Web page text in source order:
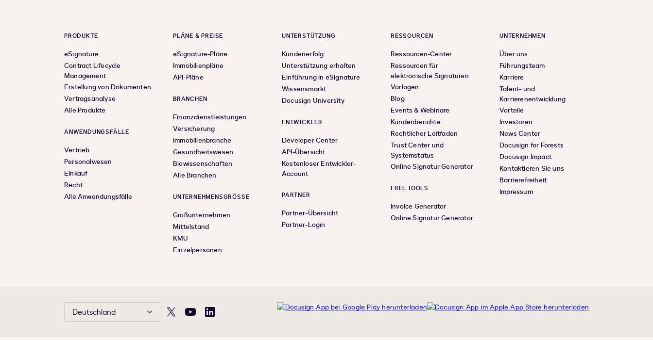
PRODUKTE
eSignature
Contract Lifecycle
Management
Erstellung von Dokumenten
Vertragsanalyse
Alle Produkte
ANWENDUNGSFÄLLE
Vertrieb
Personalwesen
Einkauf
Recht
Alle Anwendungsfälle
PLÄNE & PREISE
eSignature-Pläne
Immobilienpläne
API-Pläne
BRANCHEN
Finanzdienstleistungen
Versicherung
Immobilienbranche
Gesundheitswesen
Biowissenschaften
Alle Branchen
UNTERNEHMENSGRÖSSE
Großunternehmen
Mittelstand
KMU
Einzelpersonen
UNTERSTÜTZUNG
Kundenerfolg
Unterstützung erhalten
Einführung in eSignature
Wissensmarkt
Docusign University
ENTWICKLER
Developer Center
API-Übersicht
Kostenloser Entwickler-
Account
PARTNER
Partner-Übersicht
Partner-Login
RESSOURCEN
Ressourcen-Center
Ressourcen für
elektronische Signaturen
Vorlagen
Blog
Events & Webinare
Kundenberichte
Rechtlicher Leitfaden
Trust Center und
Systemstatus
Online Signatur Generator
FREE TOOLS
Invoice Generator
Online Signatur Generator
UNTERNEHMEN
Über uns
Führungsteam
Karriere
Talent- und
Karrierenentwicklung
Vorteile
Investoren
News Center
Docusign for Forests
Docusign Impact
Kontaktieren Sie uns
Barrierefreiheit
Impressum
Deutschland X YouTubeLinkedIn